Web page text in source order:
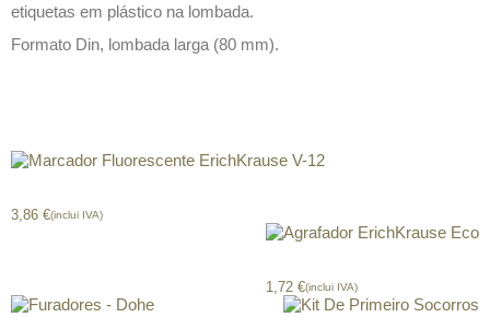
etiquetas em plástico na lombada.
Formato Din, lombada larga (80 mm).
3,86 €(inclui IVA)
1,72 €(inclui IVA)